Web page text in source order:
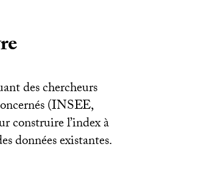
des chercheurs
(INSEE,
construire l’index à
données existantes.